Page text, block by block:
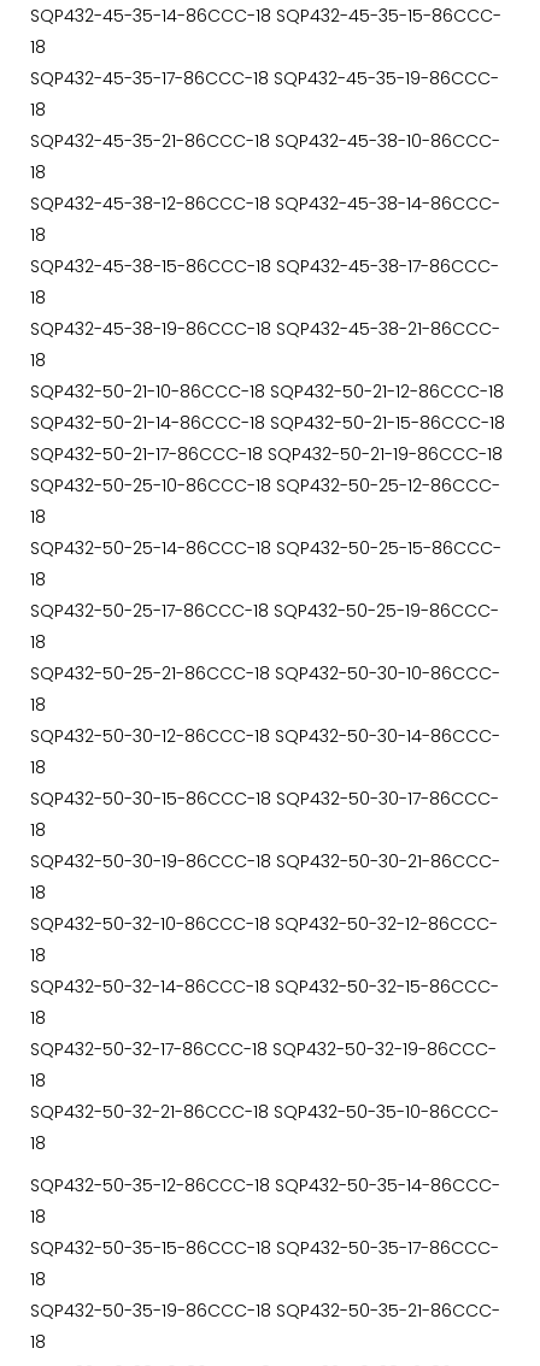
SQP432-45-35-14-86CCC-18 SQP432-45-35-15-86CCC-
18
SQP432-45-35-17-86CCC-18 SQP432-45-35-19-86CCC-
18
SQP432-45-35-21-86CCC-18 SQP432-45-38-10-86CCC-
18
SQP432-45-38-12-86CCC-18 SQP432-45-38-14-86CCC-
18
SQP432-45-38-15-86CCC-18 SQP432-45-38-17-86CCC-
18
SQP432-45-38-19-86CCC-18 SQP432-45-38-21-86CCC-
18
SQP432-50-21-10-86CCC-18 SQP432-50-21-12-86CCC-18
SQP432-50-21-14-86CCC-18 SQP432-50-21-15-86CCC-18
SQP432-50-21-17-86CCC-18 SQP432-50-21-19-86CCC-18
SQP432-50-25-10-86CCC-18 SQP432-50-25-12-86CCC-
18
SQP432-50-25-14-86CCC-18 SQP432-50-25-15-86CCC-
18
SQP432-50-25-17-86CCC-18 SQP432-50-25-19-86CCC-
18
SQP432-50-25-21-86CCC-18 SQP432-50-30-10-86CCC-
18
SQP432-50-30-12-86CCC-18 SQP432-50-30-14-86CCC-
18
SQP432-50-30-15-86CCC-18 SQP432-50-30-17-86CCC-
18
SQP432-50-30-19-86CCC-18 SQP432-50-30-21-86CCC-
18
SQP432-50-32-10-86CCC-18 SQP432-50-32-12-86CCC-
18
SQP432-50-32-14-86CCC-18 SQP432-50-32-15-86CCC-
18
SQP432-50-32-17-86CCC-18 SQP432-50-32-19-86CCC-
18
SQP432-50-32-21-86CCC-18 SQP432-50-35-10-86CCC-
18
SQP432-50-35-12-86CCC-18 SQP432-50-35-14-86CCC-
18
SQP432-50-35-15-86CCC-18 SQP432-50-35-17-86CCC-
18
SQP432-50-35-19-86CCC-18 SQP432-50-35-21-86CCC-
18